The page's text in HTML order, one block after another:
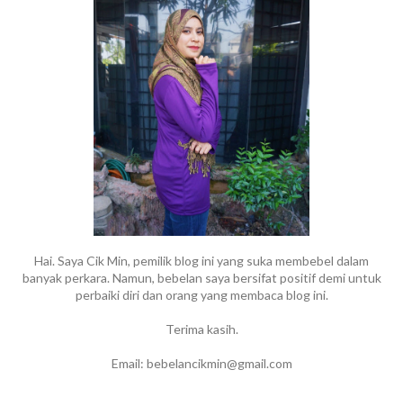
Hai. Saya Cik Min, pemilik blog ini yang suka membebel dalam
banyak perkara. Namun, bebelan saya bersifat positif demi untuk
perbaiki diri dan orang yang membaca blog ini.
Terima kasih.
Email: bebelancikmin@gmail.com